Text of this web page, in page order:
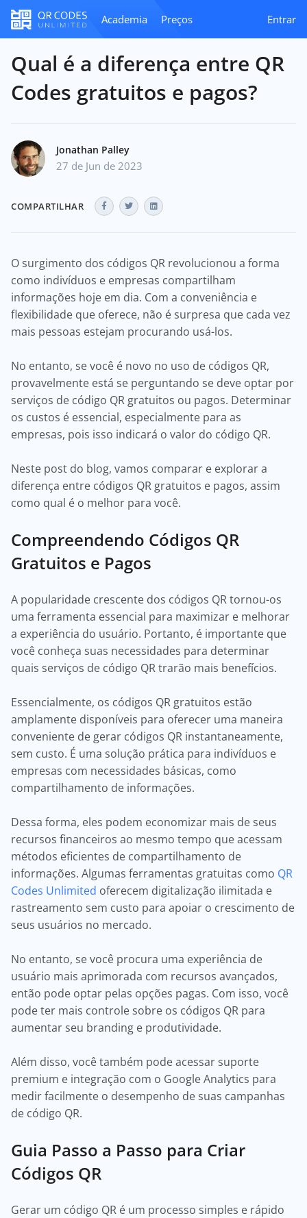
Academia Preços Entrar
Qual é a diferença entre QR
Codes gratuitos e pagos?
Jonathan Palley
27 de Jun de 2023
COMPARTILHAR
O surgimento dos códigos QR revolucionou a forma
como indivíduos e empresas compartilham
informações hoje em dia. Com a conveniência e
flexibilidade que oferece, não é surpresa que cada vez
mais pessoas estejam procurando usá-los.
No entanto, se você é novo no uso de códigos QR,
provavelmente está se perguntando se deve optar por
serviços de código QR gratuitos ou pagos. Determinar
os custos é essencial, especialmente para as
empresas, pois isso indicará o valor do código QR.
Neste post do blog, vamos comparar e explorar a
diferença entre códigos QR gratuitos e pagos, assim
como qual é o melhor para você.
Compreendendo Códigos QR
Gratuitos e Pagos
A popularidade crescente dos códigos QR tornou-os
uma ferramenta essencial para maximizar e melhorar
a experiência do usuário. Portanto, é importante que
você conheça suas necessidades para determinar
quais serviços de código QR trarão mais benefícios.
Essencialmente, os códigos QR gratuitos estão
amplamente disponíveis para oferecer uma maneira
conveniente de gerar códigos QR instantaneamente,
sem custo. É uma solução prática para indivíduos e
empresas com necessidades básicas, como
compartilhamento de informações.
Dessa forma, eles podem economizar mais de seus
recursos financeiros ao mesmo tempo que acessam
métodos eficientes de compartilhamento de
informações. Algumas ferramentas gratuitas como QR
Codes Unlimited oferecem digitalização ilimitada e
rastreamento sem custo para apoiar o crescimento de
seus usuários no mercado.
No entanto, se você procura uma experiência de
usuário mais aprimorada com recursos avançados,
então pode optar pelas opções pagas. Com isso, você
pode ter mais controle sobre os códigos QR para
aumentar seu branding e produtividade.
Além disso, você também pode acessar suporte
premium e integração com o Google Analytics para
medir facilmente o desempenho de suas campanhas
de código QR.
Guia Passo a Passo para Criar
Códigos QR
Gerar um código QR é um processo simples e rápido